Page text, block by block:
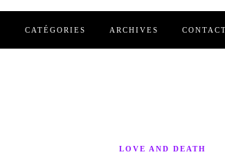
CATÉGORIES ARCHIVES CONTACT
LOVE AND DEATH